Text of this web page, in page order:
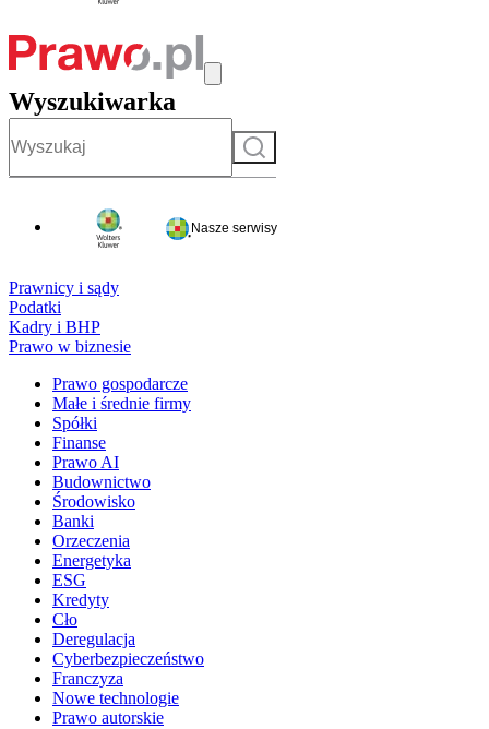
Wyszukiwarka
Szukaj
Nasze serwisy
Prawnicy i sądy
Podatki
Kadry i BHP
Prawo w biznesie
Prawo gospodarcze
Małe i średnie firmy
Spółki
Finanse
Prawo AI
Budownictwo
Środowisko
Banki
Orzeczenia
Energetyka
ESG
Kredyty
Cło
Deregulacja
Cyberbezpieczeństwo
Franczyza
Nowe technologie
Prawo autorskie